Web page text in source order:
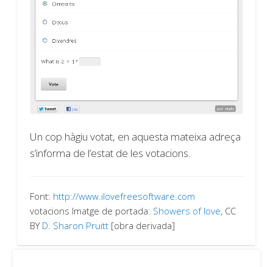
Un cop hàgiu votat, en aquesta mateixa adreça
s’informa de l’estat de les votacions.
Font: http://www.ilovefreesoftware.com
votacions Imatge de portada: Showers of love, CC
BY D. Sharon Pruitt[obra derivada]